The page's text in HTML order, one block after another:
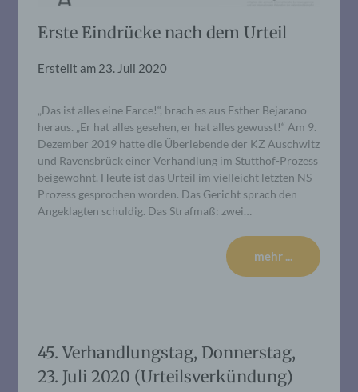
Erste Eindrücke nach dem Urteil
Erstellt am 23. Juli 2020
„Das ist alles eine Farce!“, brach es aus Esther Bejarano
heraus. „Er hat alles gesehen, er hat alles gewusst!“ Am 9.
Dezember 2019 hatte die Überlebende der KZ Auschwitz
und Ravensbrück einer Verhandlung im Stutthof-Prozess
beigewohnt. Heute ist das Urteil im vielleicht letzten NS-
Prozess gesprochen worden. Das Gericht sprach den
Angeklagten schuldig. Das Strafmaß: zwei…
mehr ...
45. Verhandlungstag, Donnerstag,
23. Juli 2020 (Urteilsverkündung)